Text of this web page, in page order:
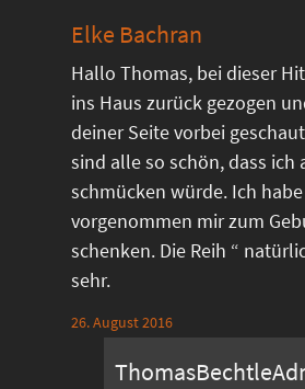
Elke Bachran
Hallo Thomas, bei dieser
ins Haus zurück gezogen
deiner Seite vorbei
sind alle so schön, dass ich
schmücken würde. Ich
vorgenommen mir zum
schenken. Die Reih “
sehr.
26. August 2016